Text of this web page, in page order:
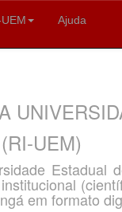
Ajuda
UEM)
Estadual
em formato